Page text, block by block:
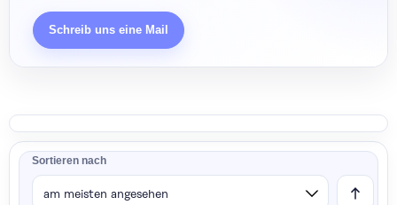
Schreib uns eine Mail
Sortieren nach